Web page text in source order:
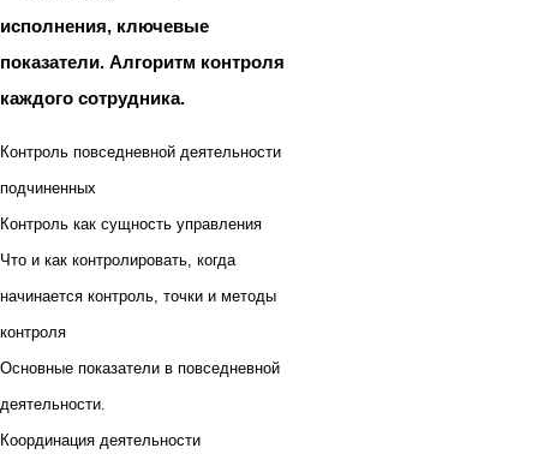
исполнения, ключевые
показатели. Алгоритм контроля
каждого сотрудника.
Контроль повседневной деятельности
подчиненных
Контроль как сущность управления
Что и как контролировать, когда
начинается контроль, точки и методы
контроля
Основные показатели в повседневной
деятельности.
Координация деятельности